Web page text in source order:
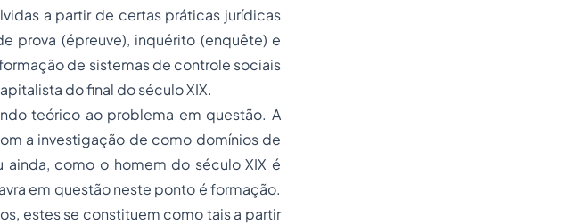
a partir de certas práticas jurídicas
prova (épreuve), inquérito (enquête) e
de sistemas de controle sociais
do final do século XIX.
teórico ao problema em questão. A
a investigação de como domínios de
como o homem do século XIX é
em questão neste ponto é formação.
estes se constituem como tais a partir